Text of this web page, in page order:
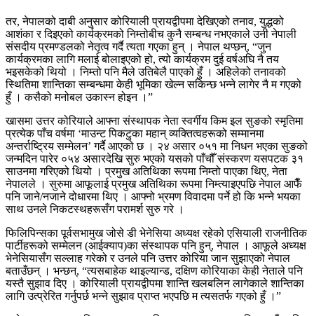
तर, नेपालको दाबी अनुसार कोरियाली प्रायद्वीपमा देखिएको तनाव, युद्धको
आशंका र दिइएको कार्यक्रमको निम्तोबीच कुनै सम्बन्ध नभएकाले उनी नेपाली
संसदीय प्रमण्डलको नेतृत्व गर्दै त्यता गएका हुन् । नेपाल थप्छन्, “जुन
कार्यक्रमका लागि मलाई बोलाइएको हो, त्यो कार्यक्रम दुई वर्षअघि नै तय
भइसकेको थियो । निम्तो पनि मैले उतिबेलै पाएको हुँ । अहिलेको तनावको
स्थितिमा शान्तिका सम्बन्धमा केही भूमिका खेल्न सकिन्छ भन्ने लागेर नै म गएको
हुँ । कसैको मनोबल उकास्न होइन ।”
खासमा उत्तर कोरियाले आफ्ना संस्थापक नेता स्वर्गीय किम इल सुङको स्मृतिमा
प्रत्येक पाँच वर्षमा ‘माउन्ट पिकटुका महान् व्यक्तित्वहरूको सम्मानमा
अन्तर्राष्ट्रिय सम्मेलन’ गर्दै आएको छ । २४ असार ०५१ मा निधन भएका सुङको
जन्मदिन पारेर ०५४ असारदेखि सुरु भएको यसको पाँचौँ संस्करण यसपटक ३१
साउनमा गरिएको थियो । प्रमुख अतिथिका रूपमा निम्तो पाएका थिए, नेता
नेपालले । सुरुमा आफूलाई प्रमुख अतिथिका रूपमा निम्त्याइएपछि नेपाल आफैँ
पनि जाने/नजाने दोधारमा थिए । आफ्नो भ्रमण विवादमा पर्ने हो कि भन्ने भयका
साथ उनले निकटस्थहरूसँग परामर्श सुरु गरे ।
फिलिपिन्सका पूर्वसभामुख जोसे डी भेनेसिया अध्यक्ष रहेको एसियाली राजनीतिक
पार्टीहरूको सम्मेलन (आईक्याप)का संस्थापक पनि हुन्, नेपाल । आफूले अध्यक्ष
भेनेसियासँग सल्लाह गरेको र उनले पनि उत्तर कोरिया जान सुझाएको नेपाल
बताउँछन् । भन्छन्, “त्यसबाहेक थाइल्यान्ड, दक्षिण कोरियाका केही नेताले पनि
यस्तै सुझाव दिए । कोरियाली प्रायद्वीपमा शान्ति खलबलिन लागेकाले शान्तिका
लागि उत्प्रेरित गर्नुपर्छ भन्ने सुझाव प्राप्त भएपछि म त्यसतर्फ गएको हुँ ।”